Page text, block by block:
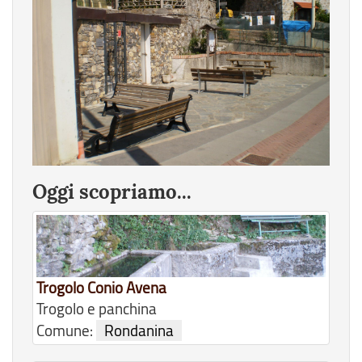
Oggi scopriamo...
Trogolo Conio Avena
Trogolo e panchina
Comune:
Rondanina